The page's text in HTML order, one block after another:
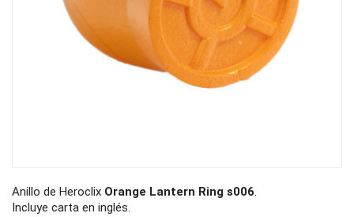
Anillo de Heroclix Orange Lantern Ring s006.
Incluye carta en inglés.